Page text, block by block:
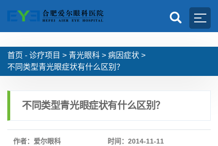
首页 - 诊疗项目 > 青光眼科 > 病因症状 >
不同类型青光眼症状有什么区别？
不同类型青光眼症状有什么区别？
作者：爱尔眼科 时间：2014-11-11